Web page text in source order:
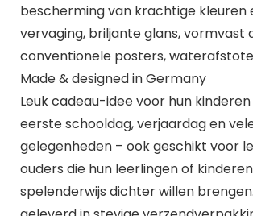
bescherming van krachtige kleuren
vervaging, briljante glans, vormvast
conventionele posters,
Made & designed in Germany
Leuk cadeau-idee voor hun
eerste schooldag, verjaardag en
gelegenheden – ook geschikt voor
ouders die hun leerlingen of
spelenderwijs dichter willen